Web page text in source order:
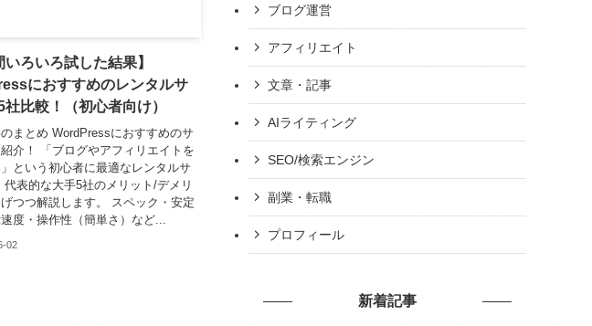
いろいろ試した結果】
におすすめのレンタルサ
社比較！（初心者向け）
まとめ WordPressにおすすめのサ
介！ 「ブログやアフィリエイトを
という初心者に最適なレンタルサ
代表的な大手5社のメリット/デメリ
つつ解説します。 スペック・安定
度・操作性（簡単さ）など...
02
ブログ運営
アフィリエイト
文章・記事
AIライティング
SEO/検索エンジン
副業・転職
プロフィール
新着記事